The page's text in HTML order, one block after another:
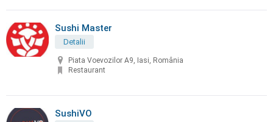
Sushi Master
Detalii
Piata Voevozilor A9, Iasi, România
Restaurant
SushiVO